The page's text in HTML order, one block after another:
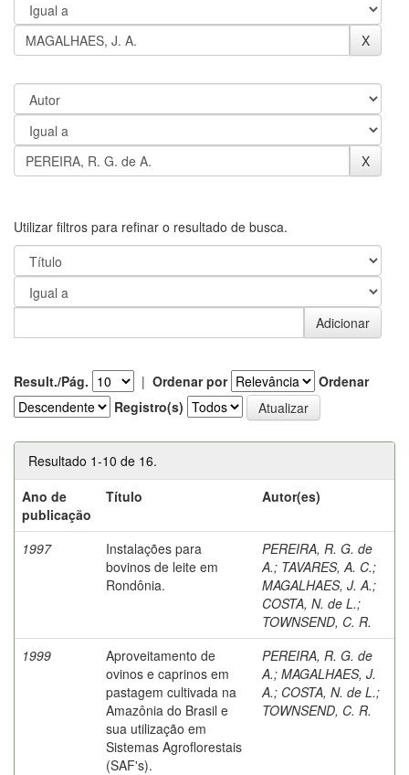
Utilizar filtros para refinar o resultado de busca.
Result./Pág. | Ordenar por
Ordenar
Registro(s)
Resultado 1-10 de 16.
Ano de
publicação
Título Autor(es)
1997
Instalações para
bovinos de leite em
Rondônia.
PEREIRA, R. G. de
A.; TAVARES, A. C.;
MAGALHAES, J. A.;
COSTA, N. de L.;
TOWNSEND, C. R.
1999
Aproveitamento de
ovinos e caprinos em
pastagem cultivada na
Amazônia do Brasil e
sua utilização em
Sistemas Agroflorestais
(SAF's).
PEREIRA, R. G. de
A.; MAGALHAES, J.
A.; COSTA, N. de L.;
TOWNSEND, C. R.